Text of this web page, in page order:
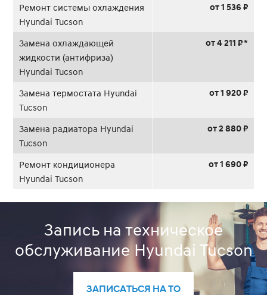
Ремонт системы охлаждения
Hyundai Tucson
от 1 536 ₽
Замена охлаждающей
жидкости (антифриза)
Hyundai Tucson
от 4 211 ₽ *
Замена термостата Hyundai
Tucson
от 1 920 ₽
Замена радиатора Hyundai
Tucson
от 2 880 ₽
Ремонт кондиционера
Hyundai Tucson
от 1 690 ₽
Запись на техническое
обслуживание Hyundai Tucson
ЗАПИСАТЬСЯ НА ТО